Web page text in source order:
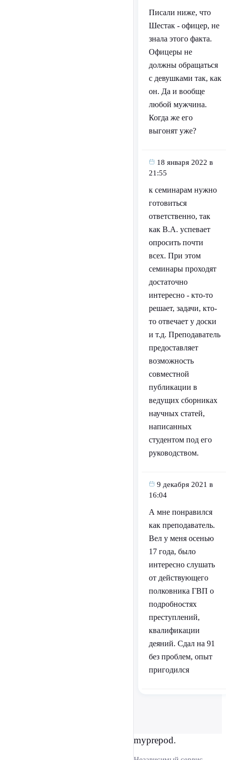
Писали ниже, что
Шестак - офицер, не
знала этого факта.
Офицеры не
должны обращаться
с девушками так, как
он. Да и вообще
любой мужчина.
Когда же его
выгонят уже?
18 января 2022 в
21:55
к семинарам нужно
готовиться
ответственно, так
как В.А. успевает
опросить почти
всех. При этом
семинары проходят
достаточно
интересно - кто-то
решает, задачи, кто-
то отвечает у доски
и т.д. Преподаватель
предоставляет
возможность
совместной
публикации в
ведущих сборниках
научных статей,
написанных
студентом под его
руководством.
9 декабря 2021 в
16:04
А мне понравился
как преподаватель.
Вел у меня осенью
17 года, было
интересно слушать
от действующего
полковника ГВП о
подробностях
преступлений,
квалификации
деяний. Сдал на 91
без проблем, опыт
пригодился
myprepod.